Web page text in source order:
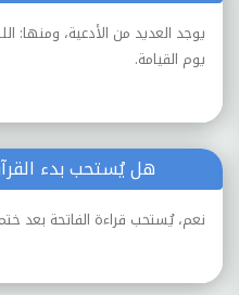
يوجد العديد من الأدعية، ومنها:
يوم القيامة.
هل يُستحب بدء
نعم، يُستحب قراءة الفاتحة بعد